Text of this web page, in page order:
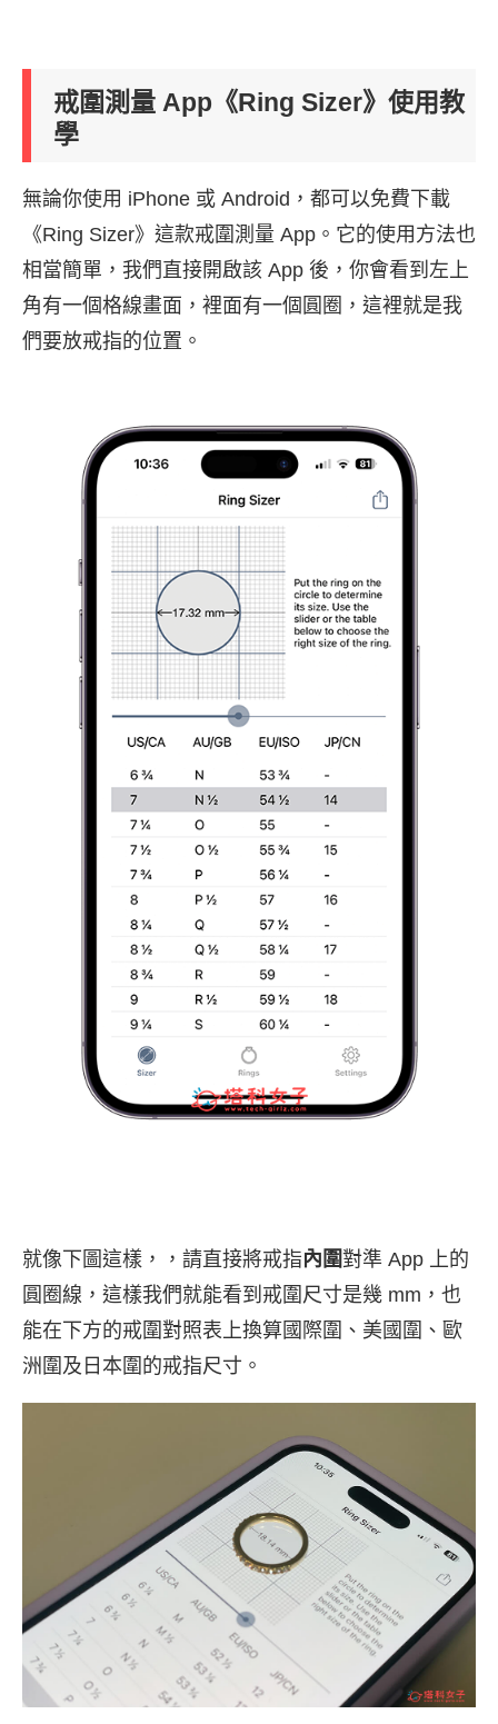
戒圍測量 App《Ring Sizer》使用教
學
無論你使用 iPhone 或 Android，都可以免費下載
《Ring Sizer》這款戒圍測量 App。它的使用方法也
相當簡單，我們直接開啟該 App 後，你會看到左上
角有一個格線畫面，裡面有一個圓圈，這裡就是我
們要放戒指的位置。
就像下圖這樣，，請直接將戒指內圍對準 App 上的
圓圈線，這樣我們就能看到戒圍尺寸是幾 mm，也
能在下方的戒圍對照表上換算國際圍、美國圍、歐
洲圍及日本圍的戒指尺寸。